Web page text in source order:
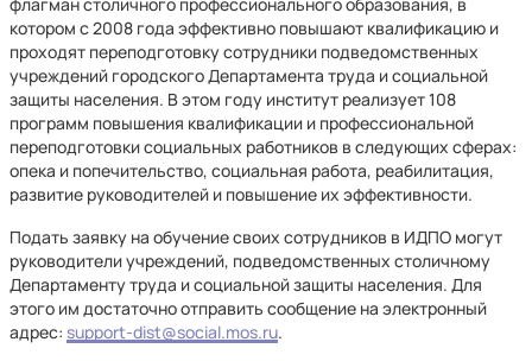
котором с 2008 года эффективно повышают квалификацию и
проходят переподготовку сотрудники подведомственных
учреждений городского Департамента труда и социальной
защиты населения. В этом году институт реализует 108
программ повышения квалификации и профессиональной
переподготовки социальных работников в следующих сферах:
опека и попечительство, социальная работа, реабилитация,
развитие руководителей и повышение их эффективности.
Подать заявку на обучение своих сотрудников в ИДПО могут
руководители учреждений, подведомственных столичному
Департаменту труда и социальной защиты населения. Для
этого им достаточно отправить сообщение на электронный
адрес: support-dist@social.mos.ru.